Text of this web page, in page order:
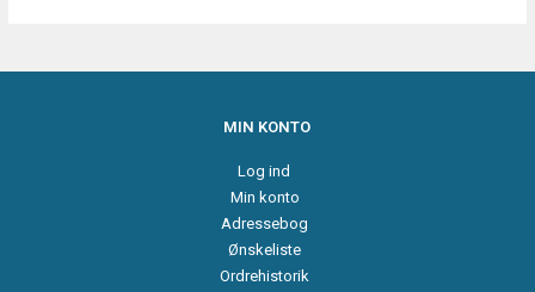
MIN KONTO
Log ind
Min konto
Adressebog
Ønskeliste
Ordrehistorik